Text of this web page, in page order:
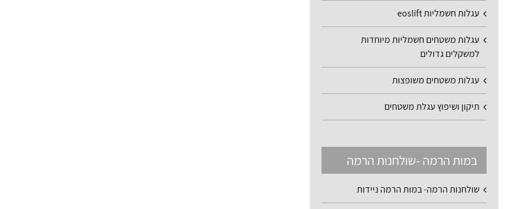
עגלות חשמליות eoslift
עגלות משטחים חשמליות מיוחדות
למשקלים גדולים
עגלות משטחים משופצות
תיקון ושיפוץ עגלת משטחים
במות הרמה -שולחנות הרמה
שולחנות הרמה- במות הרמה ניידות